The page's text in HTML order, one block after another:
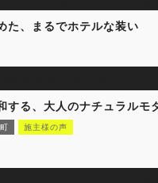
た、まるでホテルな装い
する、大人のナチュラルモ
施主様の声